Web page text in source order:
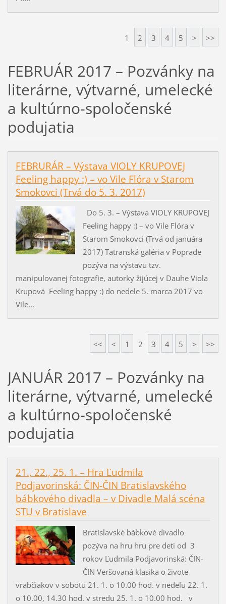
1 2 3 4 5 > >>
FEBRUÁR 2017 – Pozvánky na
literárne, výtvarné, umelecké
a kultúrno-spoločenské
podujatia
FEBRURÁR – Výstava VIOLY KRUPOVEJ
Feeling happy :) – vo Vile Flóra v Starom
Smokovci (Trvá do 5. 3. 2017)
Do 5. 3. – Výstava VIOLY KRUPOVEJ
Feeling happy :) – vo Vile Flóra v
Starom Smokovci (Trvá od januára
2017) Tatranská galéria v Poprade
pozýva na výstavu tzv.
manipulovanej fotografie, autorky žijúcej v Dauhe Viola
Krupová Feeling happy :) do nedele 5. marca 2017 vo
Vile...
<< < 1 2 3 4 5 > >>
JANUÁR 2017 – Pozvánky na
literárne, výtvarné, umelecké
a kultúrno-spoločenské
podujatia
21., 22., 25. 1. – Hra Ľudmila
Podjavorinská: ČIN-ČIN Bratislavského
bábkového divadla – v Divadle Malá scéna
STU v Bratislave
Bratislavské bábkové divadlo
pozýva na hru hru pre deti od 3
rokov Ľudmila Podjavorinská: ČIN-
ČIN Veršovaná klasika o živote
vrabčiakov v sobotu 21. 1. o 10.00 hod. v nedeľu 22. 1.
o 10.00, 14.30 hod. v stredu 25. 1. o 10.00 hod. v